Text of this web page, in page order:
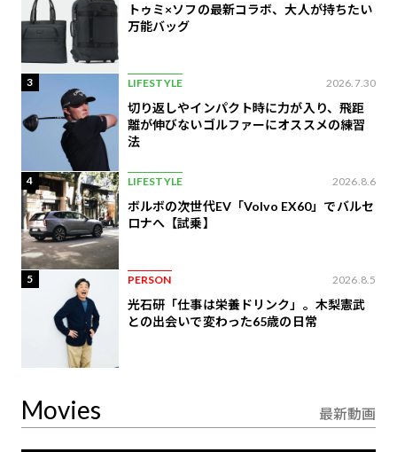
トゥミ×ソフの最新コラボ、大人が持ちたい
万能バッグ
3 LIFESTYLE 2026.7.30
切り返しやインパクト時に力が入り、飛距
離が伸びないゴルファーにオススメの練習
法
4 LIFESTYLE 2026.8.6
ボルボの次世代EV「Volvo EX60」でバルセ
ロナへ【試乗】
5 PERSON 2026.8.5
光石研「仕事は栄養ドリンク」。木梨憲武
との出会いで変わった65歳の日常
Movies 最新動画